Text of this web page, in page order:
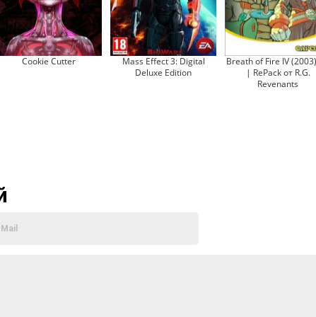
Cookie Cutter
Mass Effect 3: Digital
Deluxe Edition
Breath of Fire IV
| RePack от R.G.
Revenants